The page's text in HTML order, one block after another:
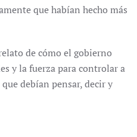
que habían hecho más
de cómo el gobierno
y la fuerza para controlar a
debían pensar, decir y